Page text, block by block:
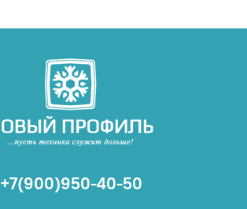
+7(900)950-40-50